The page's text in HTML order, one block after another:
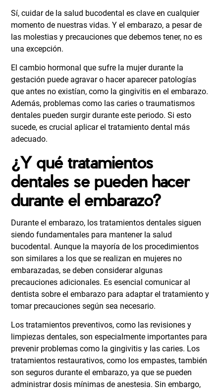
Sí, cuidar de la salud bucodental es clave en cualquier
momento de nuestras vidas. Y el embarazo, a pesar de
las molestias y precauciones que debemos tener, no es
una excepción.
El cambio hormonal que sufre la mujer durante la
gestación puede agravar o hacer aparecer patologías
que antes no existían, como la gingivitis en el embarazo.
Además, problemas como las caries o traumatismos
dentales pueden surgir durante este periodo. Si esto
sucede, es crucial aplicar el tratamiento dental más
adecuado.
¿Y qué tratamientos
dentales se pueden hacer
durante el embarazo?
Durante el embarazo, los tratamientos dentales siguen
siendo fundamentales para mantener la salud
bucodental. Aunque la mayoría de los procedimientos
son similares a los que se realizan en mujeres no
embarazadas, se deben considerar algunas
precauciones adicionales. Es esencial comunicar al
dentista sobre el embarazo para adaptar el tratamiento y
tomar precauciones según sea necesario.
Los tratamientos preventivos, como las revisiones y
limpiezas dentales, son especialmente importantes para
prevenir problemas como la gingivitis y las caries. Los
tratamientos restaurativos, como los empastes, también
son seguros durante el embarazo, ya que se pueden
administrar dosis mínimas de anestesia. Sin embargo,